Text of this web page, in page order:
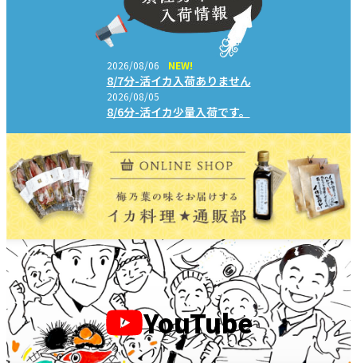
2026/08/06 NEW!
8/7分-活イカ入荷ありません
2026/08/05
8/6分-活イカ少量入荷です。
YouTube